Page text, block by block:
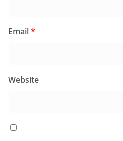
Email*
Website